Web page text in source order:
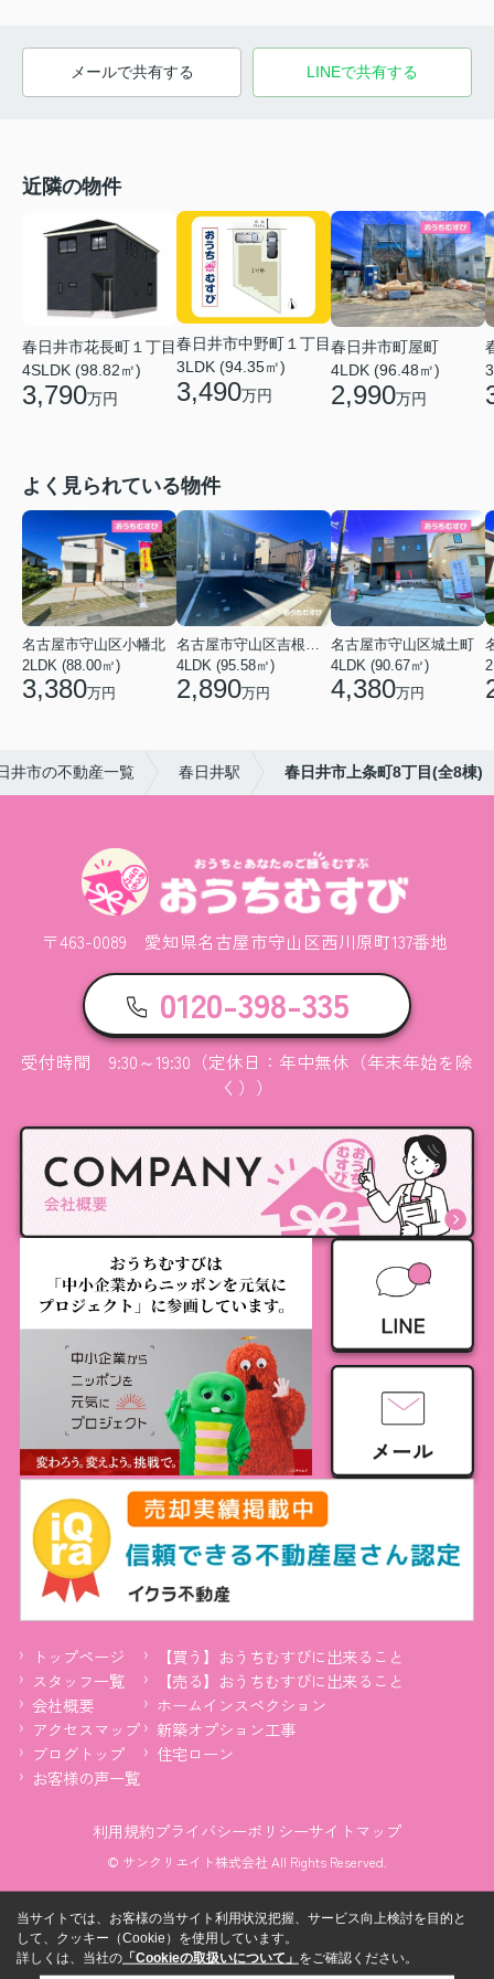
メールで共有する LINEで共有する
近隣の物件
春日井市花長町１丁目
4SLDK (98.82㎡)
3,790万円
春日井市中野町１丁目
3LDK (94.35㎡)
3,490万円
春日井市町屋町
4LDK (96.48㎡)
2,990万円
よく見られている物件
名古屋市守山区小幡北
2LDK (88.00㎡)
3,380万円
名古屋市守山区吉根２丁目
4LDK (95.58㎡)
2,890万円
名古屋市守山区城土町
4LDK (90.67㎡)
4,380万円
井市の不動産一覧 春日井駅 春日井市上条町8丁目(全8棟)
〒463-0089 愛知県名古屋市守山区西川原町137番地
0120-398-335
受付時間 9:30～19:30（定休日：年中無休（年末年始を除
く））
トップページ
【買う】おうちむすびに出来ること
スタッフ一覧
【売る】おうちむすびに出来ること
会社概要
ホームインスペクション
アクセスマップ
新築オプション工事
ブログトップ
住宅ローン
お客様の声一覧
利用規約プライバシーポリシーサイトマップ
© サンクリエイト株式会社 All Rights Reserved.
当サイトでは、お客様の当サイト利用状況把握、サービス向上検討を目的と
して、クッキー（Cookie）を使用しています。
詳しくは、当社の 「Cookieの取扱いについて」 をご確認ください。